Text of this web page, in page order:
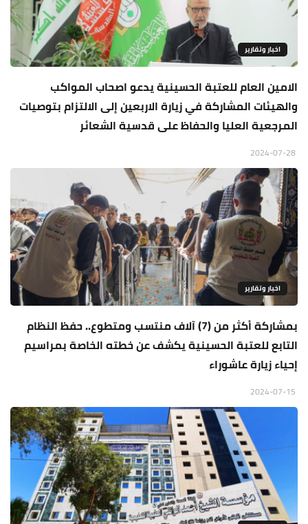
اخبار وتقارير
الامين العام للعتبة الحسينية يدعو اصحاب المواكب
والهيئات المشاركة في زيارة الاربعين إلى الالتزام بتوصيات
المرجعية العليا والحفاظ على قدسية الشعائر
اخبار وتقارير
بمشاركة أكثر من (7) آلاف منتسب ومتطوع.. حفظ النظام
التابع للعتبة الحسينية يكشف عن خطته الخاصة بمراسيم
إحياء زيارة عاشوراء